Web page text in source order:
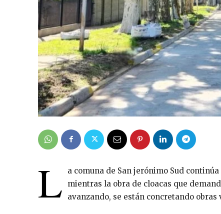
L
a comuna de San jerónimo Sud
mientras la obra de cloacas que
avanzando, se están concretando